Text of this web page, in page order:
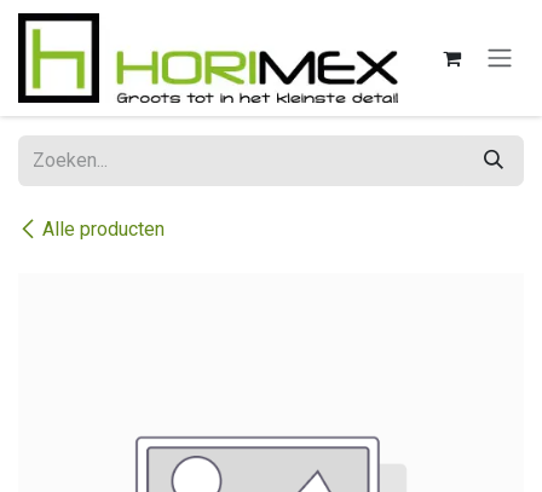
Overslaan naar inhoud
Alle producten